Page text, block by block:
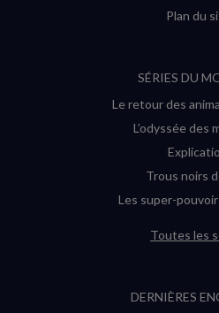
Plan du
SÉRIES DU
Le retour des
L’odyssée des
Trous noirs
Les super-
Toutes les
DERNIÈRES